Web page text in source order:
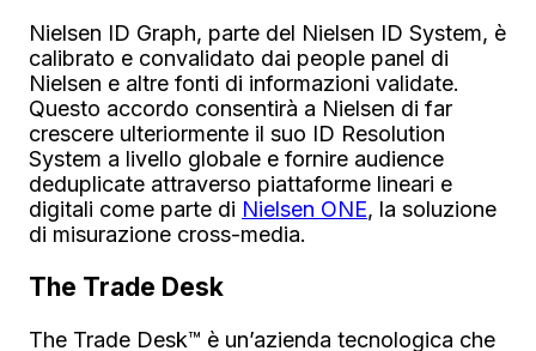
Nielsen ID Graph, parte del Nielsen ID System, è
calibrato e convalidato dai people panel di
Nielsen e altre fonti di informazioni validate.
Questo accordo consentirà a Nielsen di far
crescere ulteriormente il suo ID Resolution
System a livello globale e fornire audience
deduplicate attraverso piattaforme lineari e
digitali come parte di Nielsen ONE, la soluzione
di misurazione cross-media.
The Trade Desk
The Trade Desk™ è un’azienda tecnologica che